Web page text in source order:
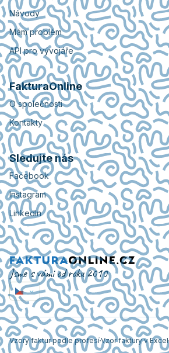
Návody
Mám problém
API pro vývojáře
FakturaOnline
O společnosti
Kontakty
Sledujte nás
Facebook
Instagram
LinkedIn
Jsme s vámi od roku 2010
Vzory faktur podle profesíVzor faktury v Excel